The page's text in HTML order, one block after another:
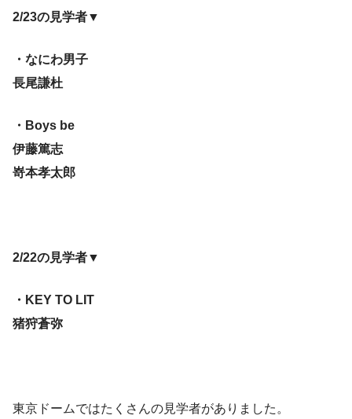
2/23の見学者▼
・なにわ男子
長尾謙杜
・Boys be
伊藤篤志
嵜本孝太郎
2/22の見学者▼
・KEY TO LIT
猪狩蒼弥
東京ドームではたくさんの見学者がありました。